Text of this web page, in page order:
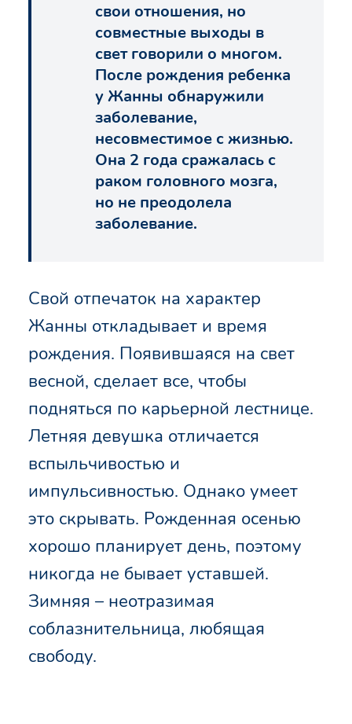
свои отношения, но
совместные выходы в
свет говорили о многом.
После рождения ребенка
у Жанны обнаружили
заболевание,
несовместимое с жизнью.
Она 2 года сражалась с
раком головного мозга,
но не преодолела
заболевание.
Свой отпечаток на характер
Жанны откладывает и время
рождения. Появившаяся на свет
весной, сделает все, чтобы
подняться по карьерной лестнице.
Летняя девушка отличается
вспыльчивостью и
импульсивностью. Однако умеет
это скрывать. Рожденная осенью
хорошо планирует день, поэтому
никогда не бывает уставшей.
Зимняя – неотразимая
соблазнительница, любящая
свободу.